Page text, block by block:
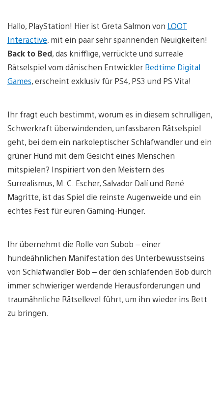
Hallo, PlayStation! Hier ist Greta Salmon von LOOT
Interactive, mit ein paar sehr spannenden Neuigkeiten!
Back to Bed, das knifflige, verrückte und surreale
Rätselspiel vom dänischen Entwickler Bedtime Digital
Games, erscheint exklusiv für PS4, PS3 und PS Vita!
Ihr fragt euch bestimmt, worum es in diesem schrulligen,
Schwerkraft überwindenden, unfassbaren Rätselspiel
geht, bei dem ein narkoleptischer Schlafwandler und ein
grüner Hund mit dem Gesicht eines Menschen
mitspielen? Inspiriert von den Meistern des
Surrealismus, M. C. Escher, Salvador Dalí und René
Magritte, ist das Spiel die reinste Augenweide und ein
echtes Fest für euren Gaming-Hunger.
Ihr übernehmt die Rolle von Subob – einer
hundeähnlichen Manifestation des Unterbewusstseins
von Schlafwandler Bob – der den schlafenden Bob durch
immer schwieriger werdende Herausforderungen und
traumähnliche Rätsellevel führt, um ihn wieder ins Bett
zu bringen.